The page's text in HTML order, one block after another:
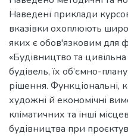
Наведені приклади
вказівки охоплюють
яких є обов'язковим для
«Будівництво та цивільна
будівель, їх об’ємно-
рішення. Функціональні,
художні й економічні
кліматичних та інші
будівництва при